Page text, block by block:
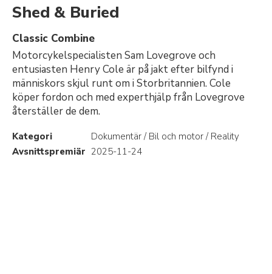
Shed & Buried
Classic Combine
Motorcykelspecialisten Sam Lovegrove och
entusiasten Henry Cole är på jakt efter bilfynd i
människors skjul runt om i Storbritannien. Cole
köper fordon och med experthjälp från Lovegrove
återställer de dem.
Kategori
Dokumentär / Bil och motor / Reality
Avsnittspremiär 2025-11-24